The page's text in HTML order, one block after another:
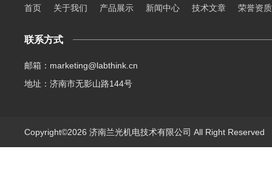
首页 关于我们 产品展示 新闻中心 技术文章 荣誉资质
联系方式
邮箱：marketing@labthink.cn
地址：济南市无影山路144号
Copyright©2026 济南兰光机电技术有限公司 All Right